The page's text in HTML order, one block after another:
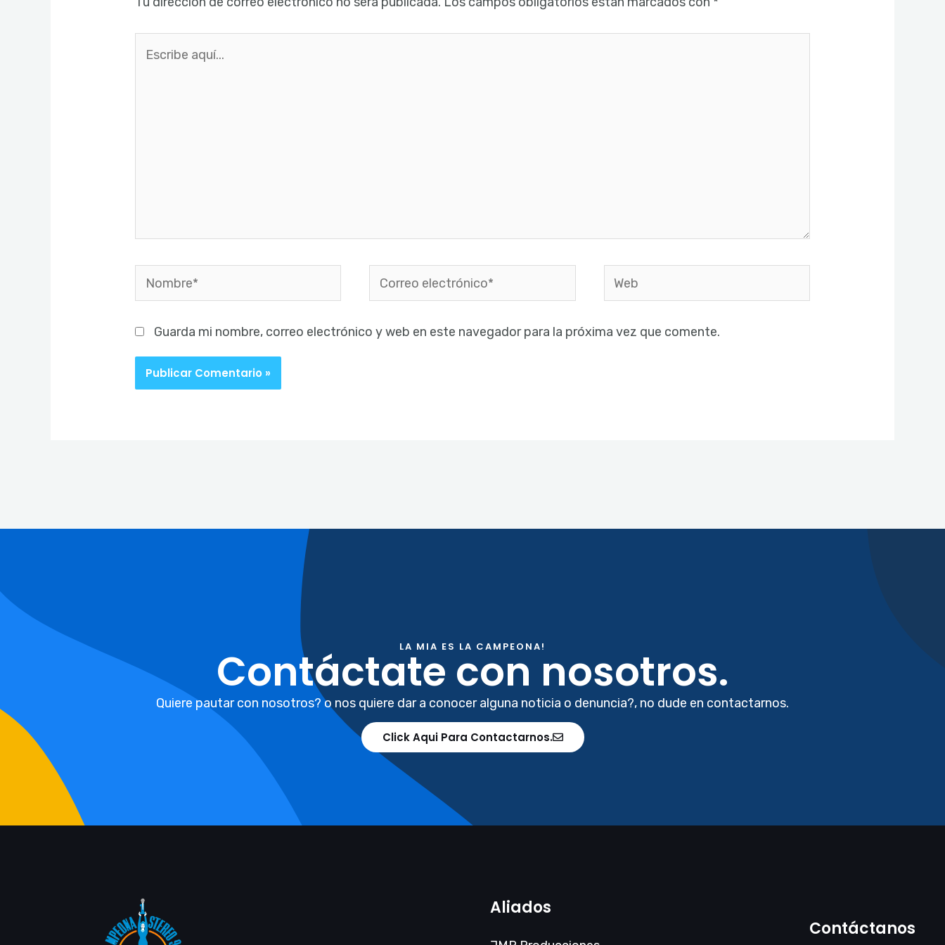
Nombre*
Correo
electrónico*
Web
Guarda mi nombre, correo electrónico y web en este navegador para la próxima vez que comente.
LA MIA ES LA CAMPEONA!
Contáctate con nosotros.
Quiere pautar con nosotros? o nos quiere dar a conocer alguna noticia o denuncia?, no dude en contactarnos.
Click Aqui Para Contactarnos.
Aliados
Contáctanos